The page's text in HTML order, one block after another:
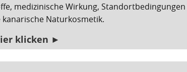
medizinische Wirkung,
Naturkosmetik.
klicken ►